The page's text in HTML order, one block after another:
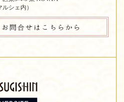
ルシェ内）